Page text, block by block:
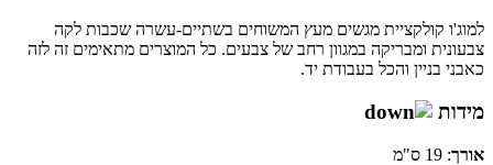
למוג'ו קולקציית מגשים מעץ המשוחים בשתיים-עשרה שכבות לקה
צבעונית ומבריקה במגוון רחב של צבעים. כל המוצרים מתאימים זה לזה
כאבני בניין והכל בעבודת יד.
מידות
אורך: 19 ס"מ